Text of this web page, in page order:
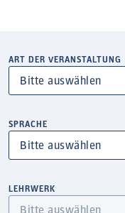
ART DER VERANSTALTUNG
SPRACHE
LEHRWERK